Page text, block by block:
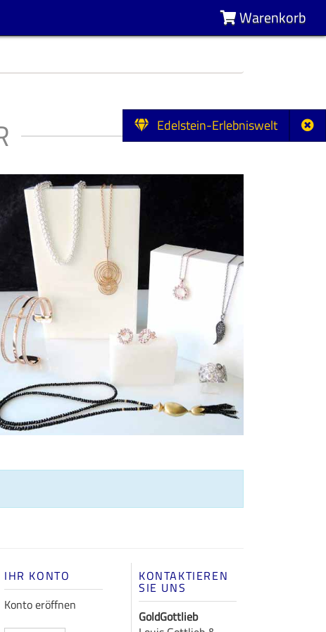
Edelstein-Erlebniswelt
Warenkorb
IHR KONTO
Konto eröffnen
KONTAKTIEREN
SIE UNS
GoldGottlieb